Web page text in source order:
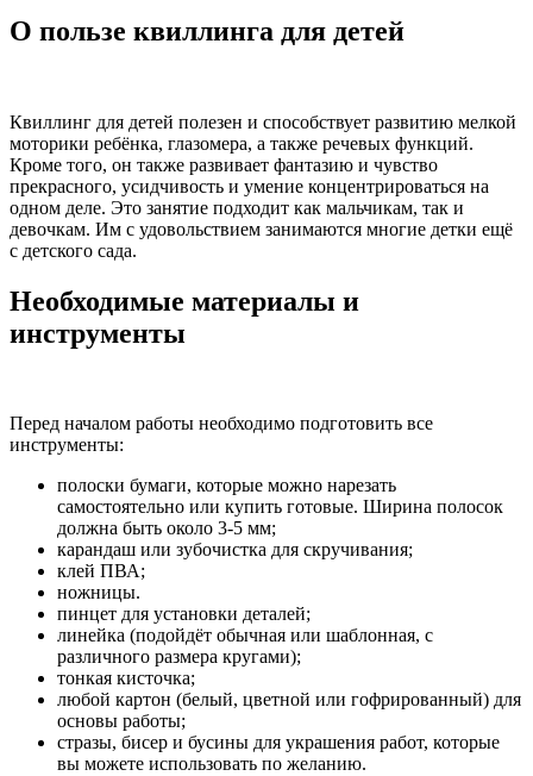
О пользе квиллинга для детей
Квиллинг для детей полезен и способствует развитию мелкой
моторики ребёнка, глазомера, а также речевых функций.
Кроме того, он также развивает фантазию и чувство
прекрасного, усидчивость и умение концентрироваться на
одном деле. Это занятие подходит как мальчикам, так и
девочкам. Им с удовольствием занимаются многие детки ещё
с детского сада.
Необходимые материалы и
инструменты
Перед началом работы необходимо подготовить все
инструменты:
полоски бумаги, которые можно нарезать
самостоятельно или купить готовые. Ширина полосок
должна быть около 3-5 мм;
карандаш или зубочистка для скручивания;
клей ПВА;
ножницы.
пинцет для установки деталей;
линейка (подойдёт обычная или шаблонная, с
различного размера кругами);
тонкая кисточка;
любой картон (белый, цветной или гофрированный) для
основы работы;
стразы, бисер и бусины для украшения работ, которые
вы можете использовать по желанию.